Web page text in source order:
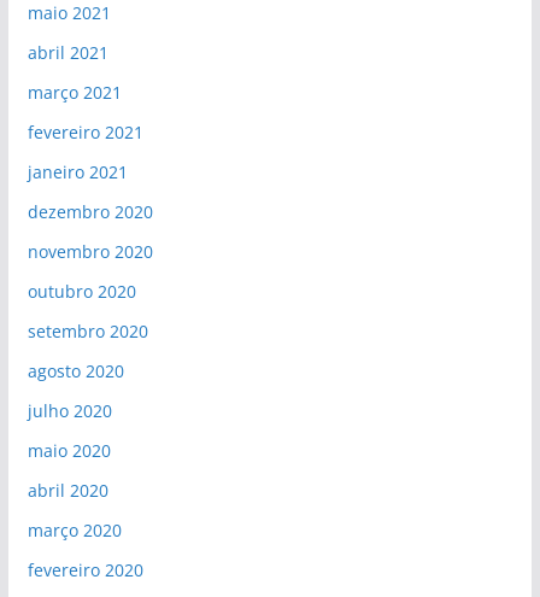
maio 2021
abril 2021
março 2021
fevereiro 2021
janeiro 2021
dezembro 2020
novembro 2020
outubro 2020
setembro 2020
agosto 2020
julho 2020
maio 2020
abril 2020
março 2020
fevereiro 2020